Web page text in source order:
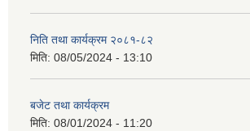
निति तथा कार्यक्रम २०८१-८२
मिति: 08/05/2024 - 13:10
बजेट तथा कार्यक्रम
मिति: 08/01/2024 - 11:20